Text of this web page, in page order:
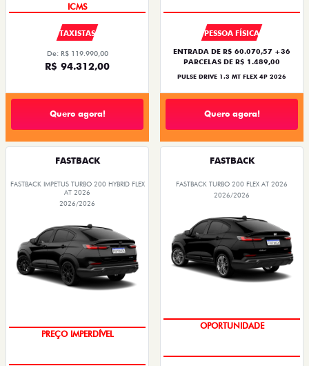
ICMS
TAXISTAS
De: R$ 119.990,00
R$ 94.312,00
Quero agora!
PESSOA FÍSICA
ENTRADA DE R$ 60.070,57 +36
PARCELAS DE R$ 1.489,00
PULSE DRIVE 1.3 MT FLEX 4P 2026
Quero agora!
FASTBACK
FASTBACK IMPETUS TURBO 200 HYBRID FLEX
AT 2026
2026/2026
PREÇO IMPERDÍVEL
FASTBACK
FASTBACK TURBO 200 FLEX AT 2026
2026/2026
OPORTUNIDADE